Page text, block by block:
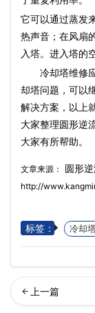
它可以通过蒸发
热声音；在风扇
入塔。进入塔的
冷却塔维修
却塔问题，可以
解决方案，以上
大家整理圆形逆
大家有所帮助。
文章来源： 圆形
http://
标签： 冷却